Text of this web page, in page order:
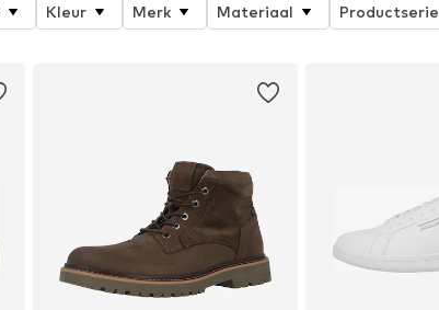
Kleur Merk Materiaal Productserie